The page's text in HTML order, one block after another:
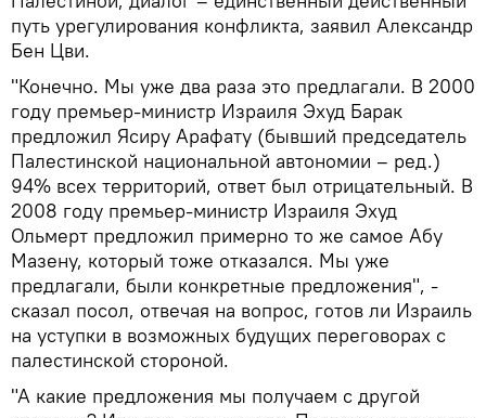
путь урегулирования конфликта, заявил Александр
Бен Цви.
"Конечно. Мы уже два раза это предлагали. В 2000
году премьер-министр Израиля Эхуд Барак
предложил Ясиру Арафату (бывший председатель
Палестинской национальной автономии – ред.)
94% всех территорий, ответ был отрицательный. В
2008 году премьер-министр Израиля Эхуд
Ольмерт предложил примерно то же самое Абу
Мазену, который тоже отказался. Мы уже
предлагали, были конкретные предложения", -
сказал посол, отвечая на вопрос, готов ли Израиль
на уступки в возможных будущих переговорах с
палестинской стороной.
"А какие предложения мы получаем с другой